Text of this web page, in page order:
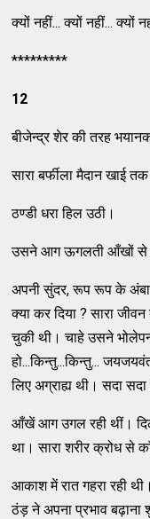
क्यों नहीं... क्यों नहीं... क्यों
*********
12
बीजेन्द्र शेर की तरह
सारा बर्फीला मैदान खाई
ठण्डी धरा हिल उठी।
उसने आग ऊगलती आँखों से
अपनी सुंदर, रूप रूप के
क्या कर दिया ? सारा
चुकी थी। चाहे उसने
हो...किन्तु...किन्तु...
लिए अग्राह्य थी। सदा
आँखें आग उगल रही थीं। दिल
था। सारा शरीर क्रोध से
आकाश में रात गहरा रही
ठंड़ ने अपना प्रभाव बढ़ाना